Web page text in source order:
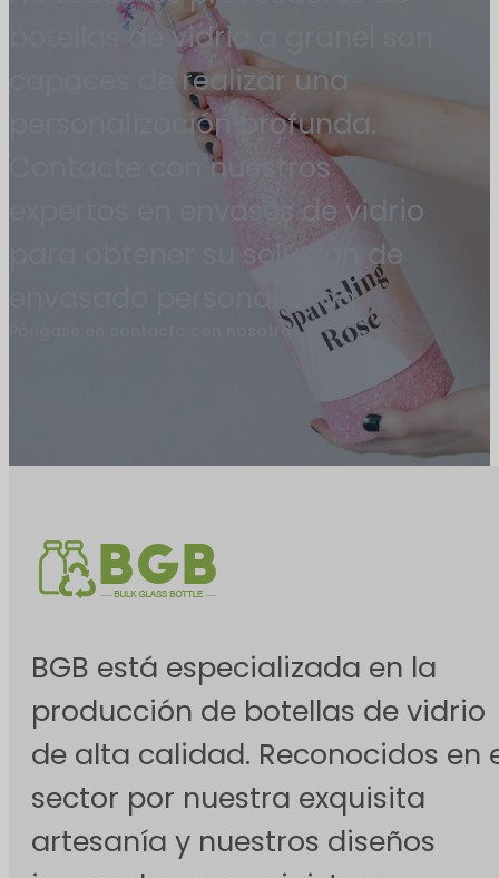
botellas de vidrio a granel son
capaces de realizar una
personalización profunda.
Contacte con nuestros
expertos en envases de vidrio
para obtener su solución de
envasado personalizada.
Póngase en contacto con nosotros
BGB está especializada en la
producción de botellas de vidrio
de alta calidad. Reconocidos en
sector por nuestra exquisita
artesanía y nuestros diseños